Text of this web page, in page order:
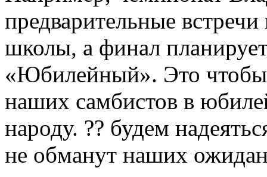
предварительные
школы, а финал
«Юбилейный». Это чтобы
наших самбистов в
народу. ?? будем
не обманут наших